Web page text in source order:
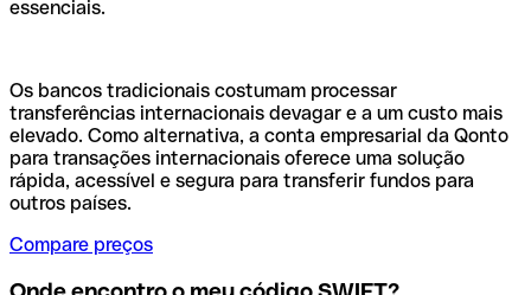
essenciais.
Os bancos tradicionais costumam processar
transferências internacionais devagar e a um custo mais
elevado. Como alternativa, a conta empresarial da Qonto
para transações internacionais oferece uma solução
rápida, acessível e segura para transferir fundos para
outros países.
Compare preços